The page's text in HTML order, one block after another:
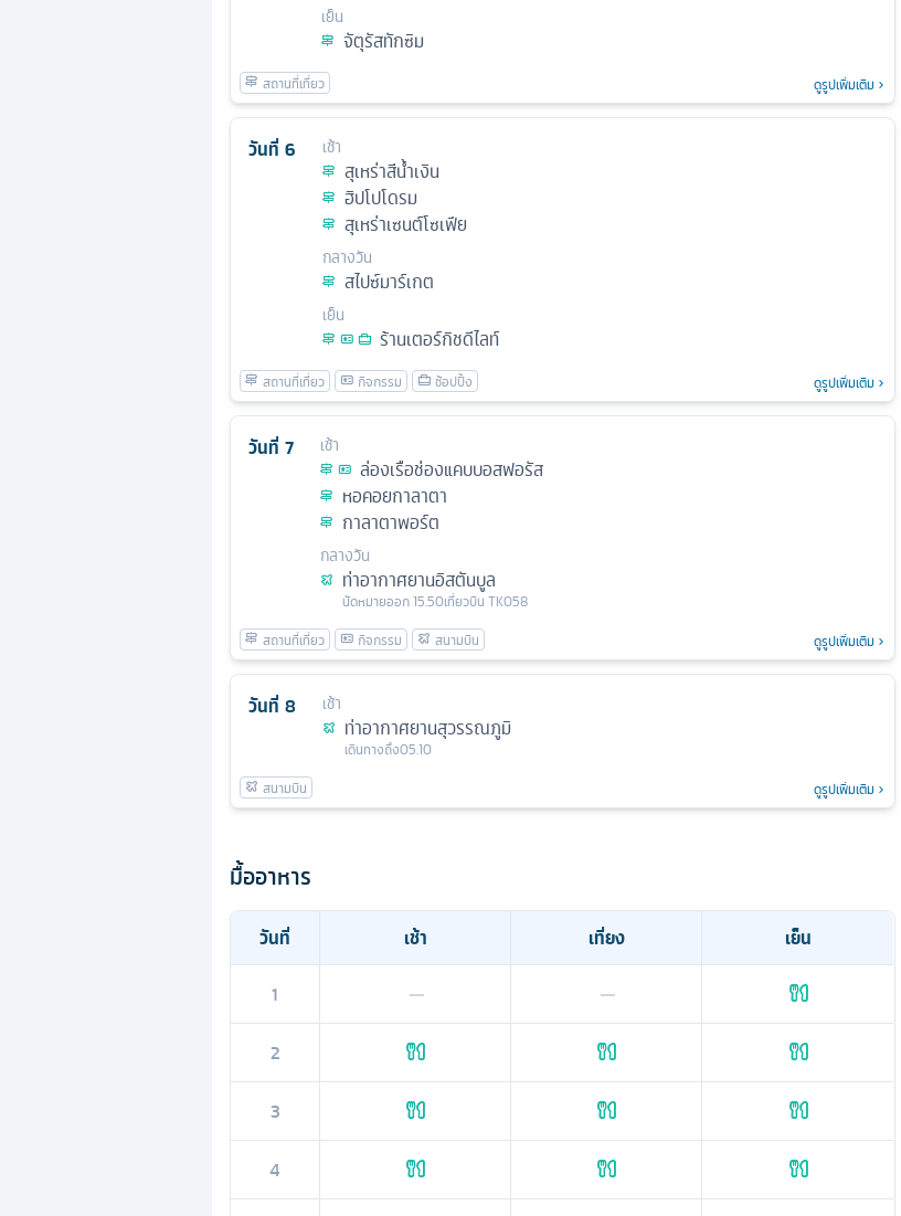
เย็น
จัตุรัสทักซิม
ดูรูปเพิ่มเติม
วันที่ 6 เช้า
สุเหร่าสีน้ำเงิน
ฮิปโปโดรม
สุเหร่าเซนต์โซเฟีย
กลางวัน
สไปซ์มาร์เกต
เย็น
ร้านเตอร์กิชดีไลท์
ดูรูปเพิ่มเติม
วันที่ 7 เช้า
ล่องเรือช่องแคบบอสฟอรัส
หอคอยกาลาตา
กาลาตาพอร์ต
กลางวัน
ท่าอากาศยานอิสตันบูล
นัดหมายออก15.50เที่ยวบิน TK058
ดูรูปเพิ่มเติม
วันที่ 8 เช้า
ท่าอากาศยานสุวรรณภูมิ
เดินทางถึง05.10
ดูรูปเพิ่มเติม
มื้ออาหาร
วันที่ เช้า เที่ยง
เย็น
1
— —
2
3
4